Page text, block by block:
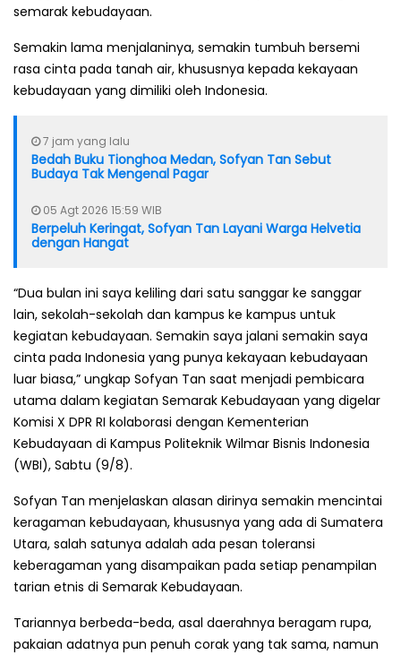
semarak kebudayaan.
Semakin lama menjalaninya, semakin tumbuh bersemi
rasa cinta pada tanah air, khususnya kepada kekayaan
kebudayaan yang dimiliki oleh Indonesia.
7 jam yang lalu
Bedah Buku Tionghoa Medan, Sofyan Tan Sebut
Budaya Tak Mengenal Pagar
05 Agt 2026 15:59 WIB
Berpeluh Keringat, Sofyan Tan Layani Warga Helvetia
dengan Hangat
“Dua bulan ini saya keliling dari satu sanggar ke sanggar
lain, sekolah-sekolah dan kampus ke kampus untuk
kegiatan kebudayaan. Semakin saya jalani semakin saya
cinta pada Indonesia yang punya kekayaan kebudayaan
luar biasa,” ungkap Sofyan Tan saat menjadi pembicara
utama dalam kegiatan Semarak Kebudayaan yang digelar
Komisi X DPR RI kolaborasi dengan Kementerian
Kebudayaan di Kampus Politeknik Wilmar Bisnis Indonesia
(WBI), Sabtu (9/8).
Sofyan Tan menjelaskan alasan dirinya semakin mencintai
keragaman kebudayaan, khususnya yang ada di Sumatera
Utara, salah satunya adalah ada pesan toleransi
keberagaman yang disampaikan pada setiap penampilan
tarian etnis di Semarak Kebudayaan.
Tariannya berbeda-beda, asal daerahnya beragam rupa,
pakaian adatnya pun penuh corak yang tak sama, namun